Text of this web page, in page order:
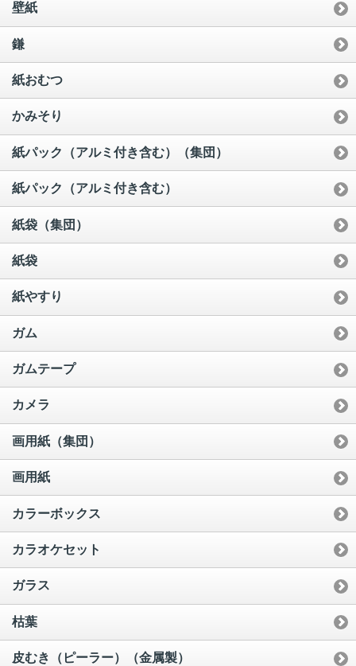
壁紙
鎌
紙おむつ
かみそり
紙パック（アルミ付き含む）（集団）
紙パック（アルミ付き含む）
紙袋（集団）
紙袋
紙やすり
ガム
ガムテープ
カメラ
画用紙（集団）
画用紙
カラーボックス
カラオケセット
ガラス
枯葉
皮むき（ピーラー）（金属製）